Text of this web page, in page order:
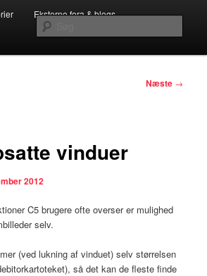
Teknikblog
Eksterne fora & blogs
Næste →
vinduer
2012
C5 brugere ofte overser er mulighed
selv.
(ved lukning af vinduet) selv størrelsen
så det kan de fleste finde